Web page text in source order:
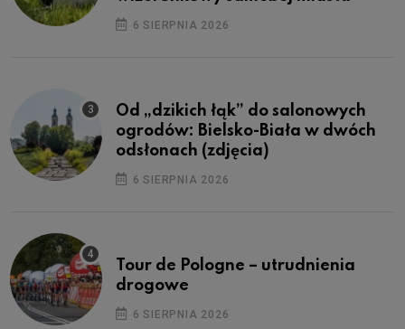
6 SIERPNIA 2026
Od „dzikich łąk” do salonowych
ogrodów: Bielsko-Biała w dwóch
odsłonach (zdjęcia)
6 SIERPNIA 2026
Tour de Pologne – utrudnienia
drogowe
6 SIERPNIA 2026